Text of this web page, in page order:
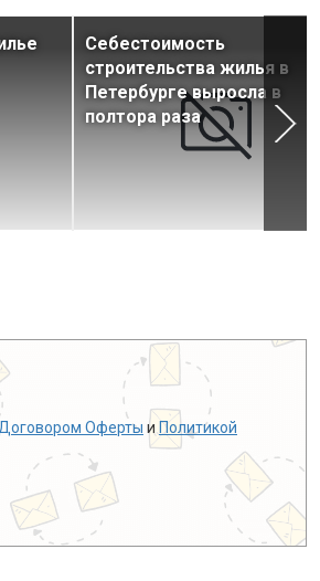
Себестоимость
строительства жилья в
Петербурге выросла в
полтора раза
Договором Оферты и Политикой